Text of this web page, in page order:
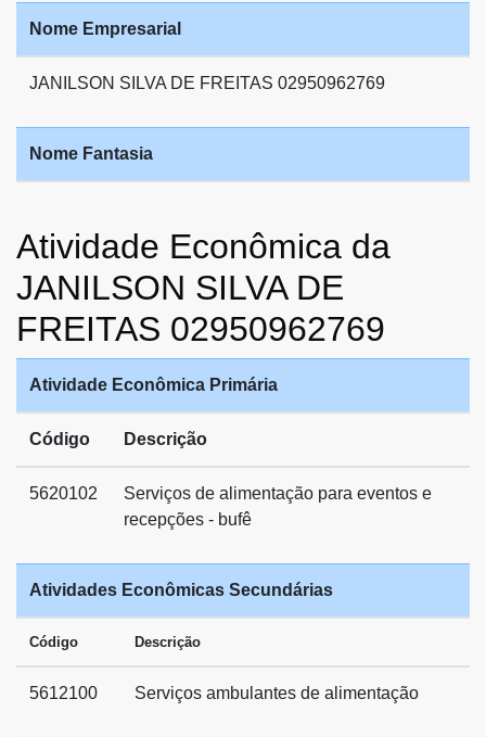
Nome Empresarial
JANILSON SILVA DE FREITAS 02950962769
Nome Fantasia
Atividade Econômica da
JANILSON SILVA DE
FREITAS 02950962769
Atividade Econômica Primária
Código Descrição
5620102
Serviços de alimentação para eventos e
recepções - bufê
Atividades Econômicas Secundárias
Código Descrição
5612100 Serviços ambulantes de alimentação